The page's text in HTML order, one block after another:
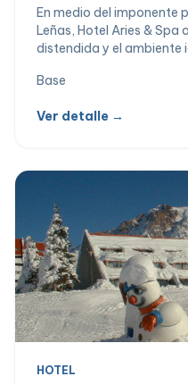
En medio del imponente
Leñas, Hotel Aries &
distendida y el ambiente
el hotel facilita el acceso
estilo contemporáneo
Base
Ver detalle →
HOTEL